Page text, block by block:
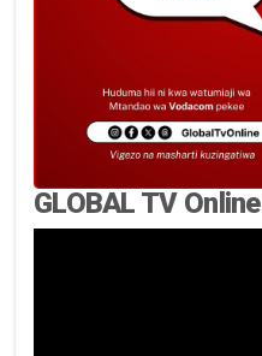
GLOBAL TV Online